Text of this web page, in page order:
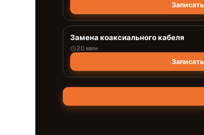
Замена коаксиального кабеля
20 мин